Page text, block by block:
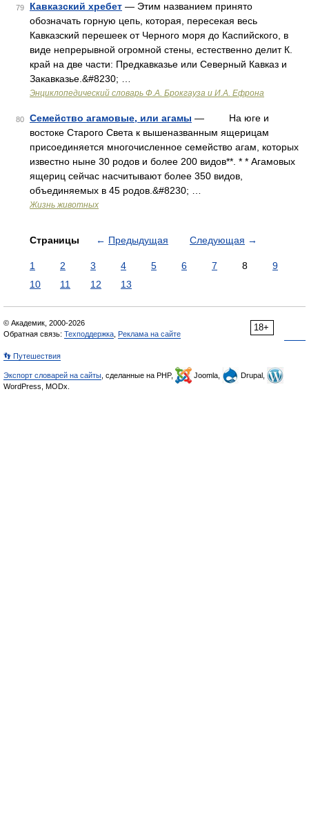
79 Кавказский хребет — Этим названием принято
обозначать горную цепь, которая, пересекая весь
Кавказский перешеек от Черного моря до Каспийского, в
виде непрерывной огромной стены, естественно делит К.
край на две части: Предкавказье или Северный Кавказ и
Закавказье.&#8230; …
Энциклопедический словарь Ф.А. Брокгауза и И.А. Ефрона
80 Семейство агамовые, или агамы — На юге и
востоке Старого Света к вышеназванным ящерицам
присоединяется многочисленное семейство агам, которых
известно ныне 30 родов и более 200 видов**. * * Агамовых
ящериц сейчас насчитывают более 350 видов,
объединяемых в 45 родов.&#8230; …
Жизнь животных
Страницы ← Предыдущая Следующая →
1 2 3 4 5 6 7 8
9
10
11 12 13
18+
© Академик, 2000-2026
Обратная связь: Техподдержка Реклама на сайте
👣 Путешествия
Экспорт словарей на сайты , сделанные на PHP, Joomla,
Drupal,
WordPress, MODx.